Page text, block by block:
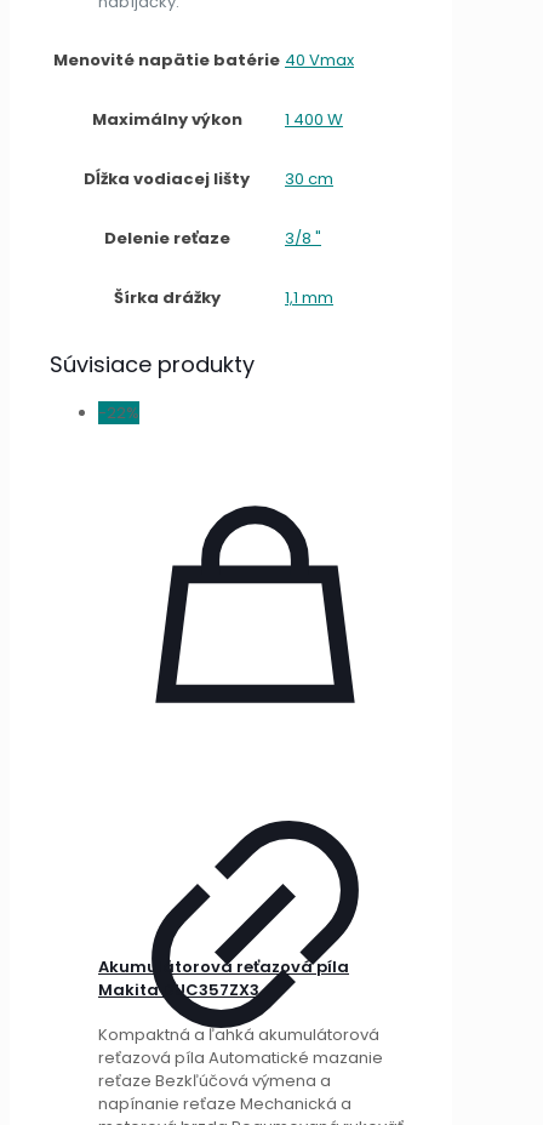
Menovité napätie batérie 40 Vmax
Maximálny výkon 1 400 W
Dĺžka vodiacej lišty 30 cm
Delenie reťaze 3/8 "
Šírka drážky 1,1 mm
Súvisiace produkty
-22%
Akumulátorová reťazová píla
Makita DUC357ZX3
Kompaktná a ľahká akumulátorová
reťazová píla Automatické mazanie
reťaze Bezkľúčová výmena a
napínanie reťaze Mechanická a